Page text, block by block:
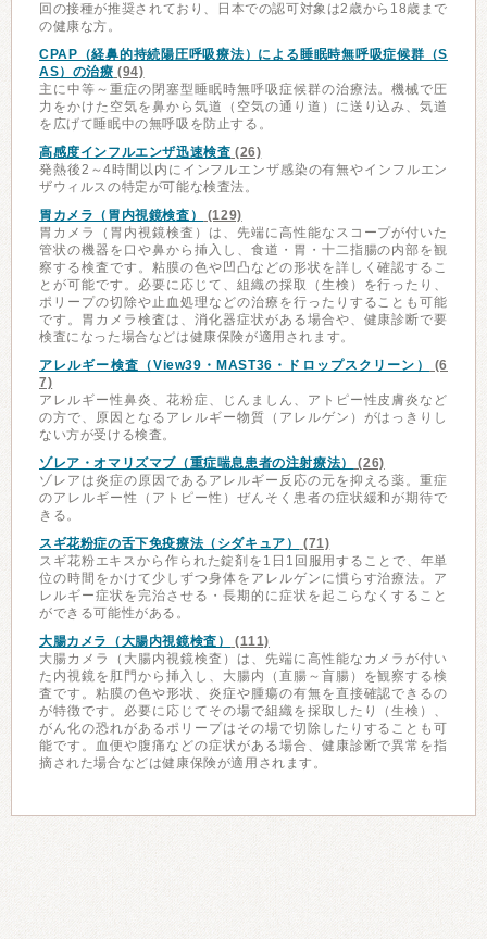
回の接種が推奨されており、日本での認可対象は2歳から18歳まで
の健康な方。
CPAP（経鼻的持続陽圧呼吸療法）による睡眠時無呼吸症候群（S
AS）の治療 (94)
主に中等～重症の閉塞型睡眠時無呼吸症候群の治療法。機械で圧
力をかけた空気を鼻から気道（空気の通り道）に送り込み、気道
を広げて睡眠中の無呼吸を防止する。
高感度インフルエンザ迅速検査 (26)
発熱後2～4時間以内にインフルエンザ感染の有無やインフルエン
ザウィルスの特定が可能な検査法。
胃カメラ（胃内視鏡検査）
(129)
胃カメラ（胃内視鏡検査）は、先端に高性能なスコープが付いた
管状の機器を口や鼻から挿入し、食道・胃・十二指腸の内部を観
察する検査です。粘膜の色や凹凸などの形状を詳しく確認するこ
とが可能です。必要に応じて、組織の採取（生検）を行ったり、
ポリープの切除や止血処理などの治療を行ったりすることも可能
です。胃カメラ検査は、消化器症状がある場合や、健康診断で要
検査になった場合などは健康保険が適用されます。
アレルギー検査（View39・MAST36・ドロップスクリーン）
(6
7)
アレルギー性鼻炎、花粉症、じんましん、アトピー性皮膚炎など
の方で、原因となるアレルギー物質（アレルゲン）がはっきりし
ない方が受ける検査。
ゾレア・オマリズマブ（重症喘息患者の注射療法）
(26)
ゾレアは炎症の原因であるアレルギー反応の元を抑える薬。重症
のアレルギー性（アトピー性）ぜんそく患者の症状緩和が期待で
きる。
スギ花粉症の舌下免疫療法（シダキュア）
(71)
スギ花粉エキスから作られた錠剤を1日1回服用することで、年単
位の時間をかけて少しずつ身体をアレルゲンに慣らす治療法。ア
レルギー症状を完治させる・長期的に症状を起こらなくすること
ができる可能性がある。
大腸カメラ（大腸内視鏡検査）
(111)
大腸カメラ（大腸内視鏡検査）は、先端に高性能なカメラが付い
た内視鏡を肛門から挿入し、大腸内（直腸～盲腸）を観察する検
査です。粘膜の色や形状、炎症や腫瘍の有無を直接確認できるの
が特徴です。必要に応じてその場で組織を採取したり（生検）、
がん化の恐れがあるポリープはその場で切除したりすることも可
能です。血便や腹痛などの症状がある場合、健康診断で異常を指
摘された場合などは健康保険が適用されます。